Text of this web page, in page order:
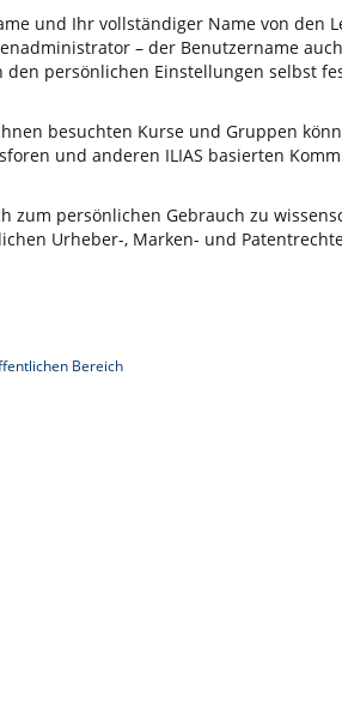
und Ihr vollständiger Name von den
– der Benutzername
persönlichen Einstellungen selbst
besuchten Kurse und Gruppen
und anderen ILIAS basierten
persönlichen Gebrauch zu
Urheber-, Marken- und
Bereich